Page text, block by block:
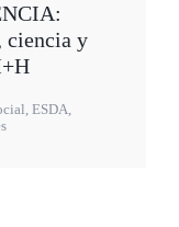
ciencia y
, ESDA,